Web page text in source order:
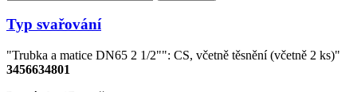
Typ svařování
"Trubka a matice DN65 2 1/2"": CS, včetně těsnění (včetně 2 ks)"
3456634801